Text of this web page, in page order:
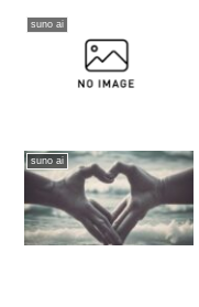
suno ai
suno ai